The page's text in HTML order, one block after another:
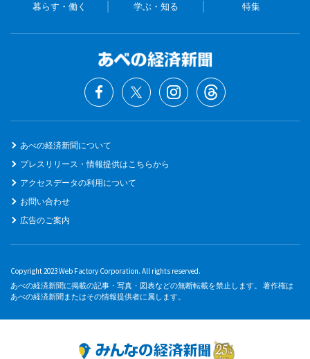
暮らす・働く 学ぶ・知る 特集
あべの経済新聞について
プレスリリース・情報提供はこちらから
アクセスデータの利用について
お問い合わせ
広告のご案内
Copyright 2023 Web Factory Corporation. All rights reserved.
あべの経済新聞に掲載の記事・写真・図表などの無断転載を禁止します。 著作権は
あべの経済新聞またはその情報提供者に属します。